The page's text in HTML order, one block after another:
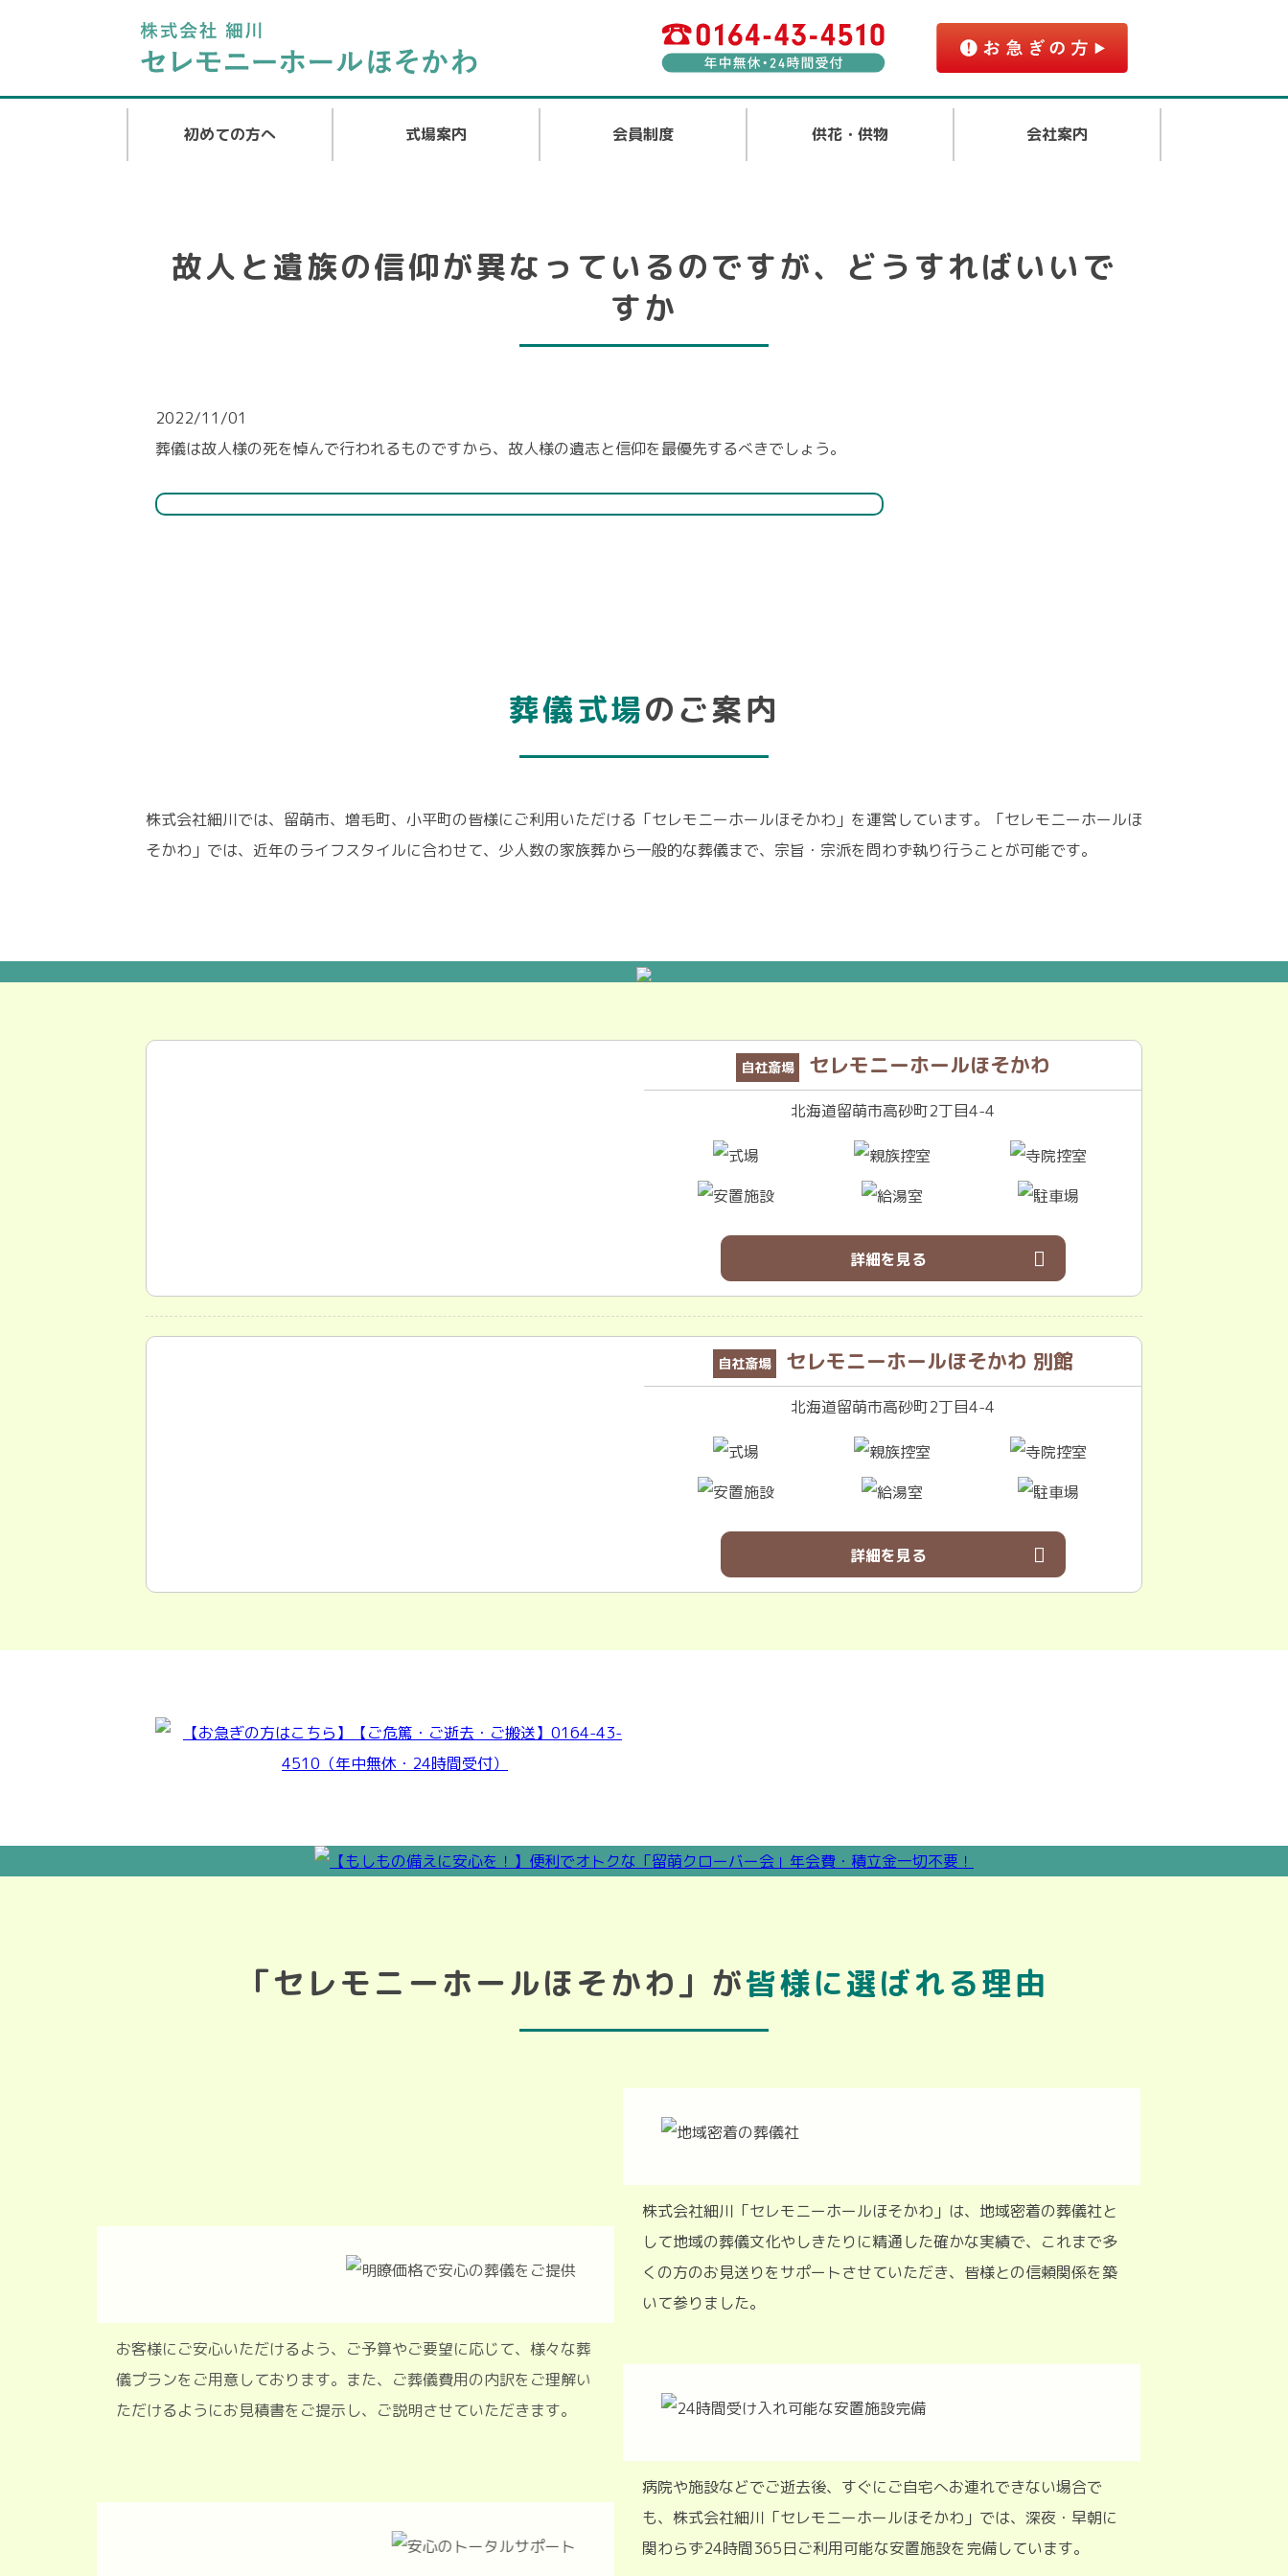
初めての方へ 式場案内 会員制度 供花・供物 会社案内
故人と遺族の信仰が異なっているのですが、どうすればいいで
すか
2022/11/01
葬儀は故人様の死を悼んで行われるものですから、故人様の遺志と信仰を最優先するべきでしょう。
葬儀式場のご案内
株式会社細川では、留萌市、増毛町、小平町の皆様にご利用いただける「セレモニーホールほそかわ」を運営しています。「セレモニーホールほ
そかわ」では、近年のライフスタイルに合わせて、少人数の家族葬から一般的な葬儀まで、宗旨・宗派を問わず執り行うことが可能です。
自社斎場 セレモニーホールほそかわ
北海道留萌市高砂町2丁目4-4
詳細を見る
自社斎場 セレモニーホールほそかわ 別館
北海道留萌市高砂町2丁目4-4
詳細を見る
「セレモニーホールほそかわ」が皆様に選ばれる理由
株式会社細川「セレモニーホールほそかわ」は、地域密着の葬儀社と
して地域の葬儀文化やしきたりに精通した確かな実績で、これまで多
くの方のお見送りをサポートさせていただき、皆様との信頼関係を築
いて参りました。
お客様にご安心いただけるよう、ご予算やご要望に応じて、様々な葬
儀プランをご用意しております。また、ご葬儀費用の内訳をご理解い
ただけるようにお見積書をご提示し、ご説明させていただきます。
病院や施設などでご逝去後、すぐにご自宅へお連れできない場合で
も、株式会社細川「セレモニーホールほそかわ」では、深夜・早朝に
関わらず24時間365日ご利用可能な安置施設を完備しています。